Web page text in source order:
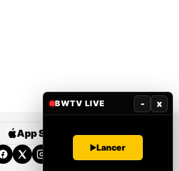
App Store Google Play
BWTV LIVE - x
Lancer